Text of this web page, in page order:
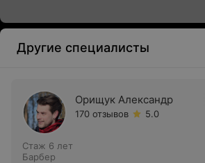
Другие специалисты
Орищук Александр
170 отзывов 5.0
Стаж 6 лет
Барбер